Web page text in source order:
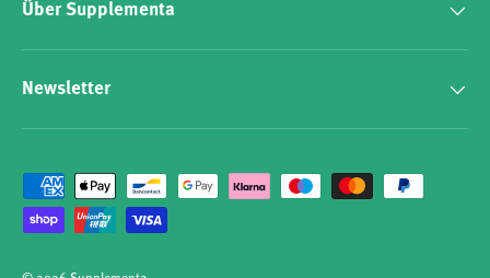
Über Supplementa
Newsletter
Zahlungsmethoden